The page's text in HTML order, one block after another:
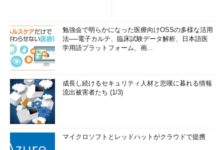
勉強会で明らかになった医療向けOSSの多様な活用
法──電子カルテ、臨床試験データ解析、日本語医
学用語プラットフォーム、画...
成長し続けるセキュリティ人材と悲嘆に暮れる情報
流出被害者たち (1/3)
マイクロソフトとレッドハットがクラウドで提携